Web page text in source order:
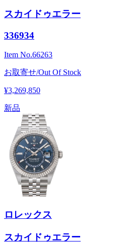
スカイドゥエラー
336934
Item No.66263
お取寄せ/Out Of Stock
¥3,269,850
新品
ロレックス
スカイドゥエラー